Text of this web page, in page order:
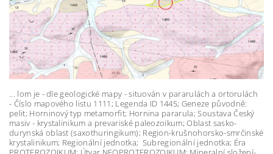
... lom je - dle geologické mapy - situován v pararulách a ortorulách
- Číslo mapového listu 1111; Legenda ID 1445; Geneze původně:
pelit; Horninový typ metamorfit; Hornina pararula; Soustava Český
masiv - krystalinikum a prevariské paleozoikum; Oblast sasko-
durynská oblast (saxothuringikum); Region-krušnohorsko-smrčinské
krystalinikum; Regionální jednotka; Subregionální jednotka; Éra